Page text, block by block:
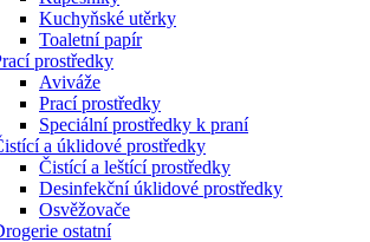
Kuchyňské utěrky
Toaletní papír
prostředky
Aviváže
Prací prostředky
Speciální prostředky k praní
a úklidové prostředky
Čistící a leštící prostředky
Desinfekční úklidové prostředky
Osvěžovače
ostatní